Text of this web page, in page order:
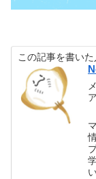
この記事を書いた